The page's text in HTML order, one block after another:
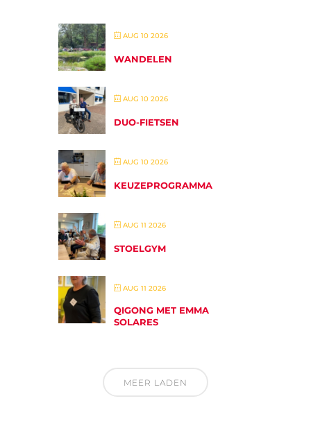
AUG 10 2026
WANDELEN
AUG 10 2026
DUO-FIETSEN
AUG 10 2026
KEUZEPROGRAMMA
AUG 11 2026
STOELGYM
AUG 11 2026
QIGONG MET EMMA
SOLARES
MEER LADEN